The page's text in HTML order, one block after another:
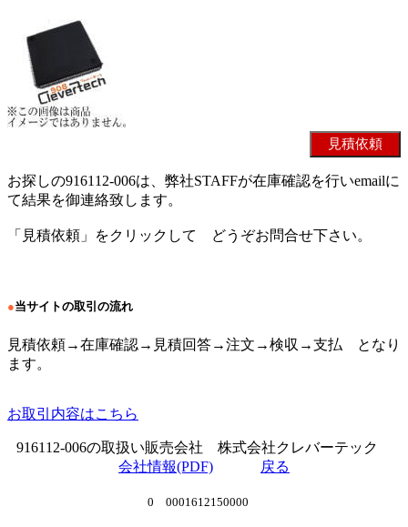
お探しの916112-006は、弊社STAFFが在庫確認を行いemailに
て結果を御連絡致します。
「見積依頼」をクリックして どうぞお問合せ下さい。
●当サイトの取引の流れ
見積依頼→在庫確認→見積回答→注文→検収→支払 となり
ます。
お取引内容はこちら
916112-006の取扱い販売会社 株式会社クレバーテック
会社情報(PDF)
戻る
0 0001612150000